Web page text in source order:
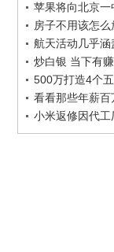
苹果将向北京
房子不用该怎么
航天活动几乎涵
炒白银 当下有
500万打造4个
看看那些年薪百
小米返修因代